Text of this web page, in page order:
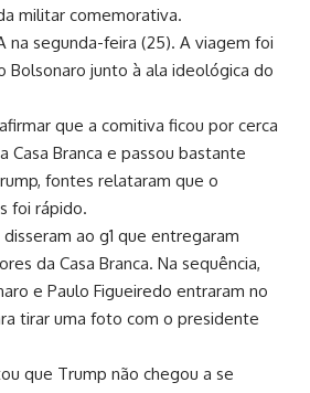
militar comemorativa.
na segunda-feira (25). A viagem foi
Bolsonaro junto à ala ideológica do
que a comitiva ficou por cerca
Casa Branca e passou bastante
fontes relataram que o
foi rápido.
ao g1 que entregaram
da Casa Branca. Na sequência,
e Paulo Figueiredo entraram no
tirar uma foto com o presidente
que Trump não chegou a se